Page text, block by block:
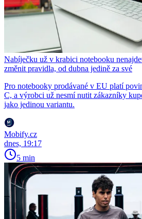
Nabíječku už v krabici notebooku
změnit pravidla, od dubna jedině za své
Pro notebooky prodávané v EU platí
C, a výrobci už nesmí nutit zákazníky
jako jedinou variantu.
Mobify.cz
dnes, 19:17
5 min